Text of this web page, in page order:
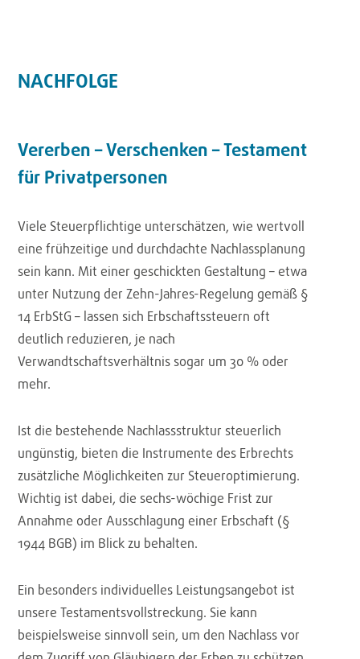
NACHFOLGE
Vererben – Verschenken – Testament
für Privatpersonen
Viele Steuerpflichtige unterschätzen, wie wertvoll
eine frühzeitige und durchdachte Nachlassplanung
sein kann. Mit einer geschickten Gestaltung – etwa
unter Nutzung der Zehn-Jahres-Regelung gemäß §
14 ErbStG – lassen sich Erbschaftssteuern oft
deutlich reduzieren, je nach
Verwandtschaftsverhältnis sogar um 30 % oder
mehr.
Ist die bestehende Nachlassstruktur steuerlich
ungünstig, bieten die Instrumente des Erbrechts
zusätzliche Möglichkeiten zur Steueroptimierung.
Wichtig ist dabei, die sechs-wöchige Frist zur
Annahme oder Ausschlagung einer Erbschaft (§
1944 BGB) im Blick zu behalten.
Ein besonders individuelles Leistungsangebot ist
unsere Testamentsvollstreckung. Sie kann
beispielsweise sinnvoll sein, um den Nachlass vor